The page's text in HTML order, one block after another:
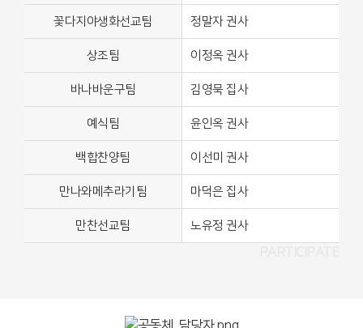
꽃다지야생화선교팀 정말자 권사
상조팀 이정옥 권사
바나바운구팀 김영묵 집사
예식팀 윤인옥 권사
백합찬양팀 이선미 권사
만나와메추라기팀 마덕은 집사
만찬선교팀 노유정 권사